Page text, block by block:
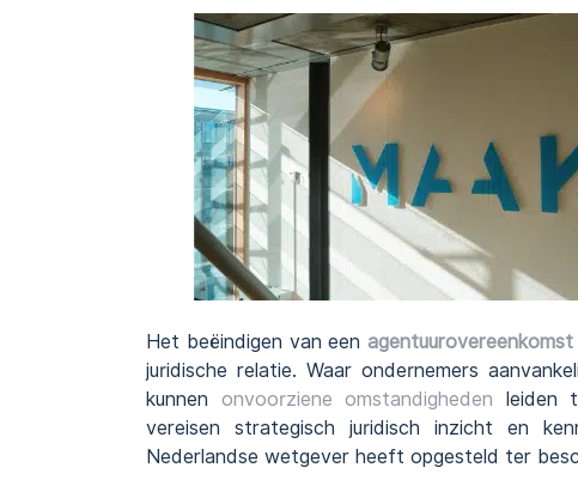
Het beëindigen van een agentuurovereenkomst
juridische relatie. Waar ondernemers
kunnen onvoorziene omstandigheden leiden
vereisen strategisch juridisch inzicht en
Nederlandse wetgever heeft opgesteld ter